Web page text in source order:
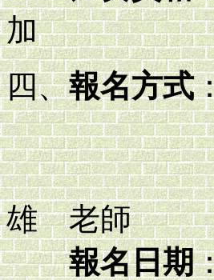
加
四、報名方式
‧0918-
雄 老師
報名日期